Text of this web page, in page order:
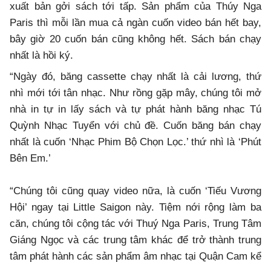
xuất bản gởi sách tới tấp. Sản phẩm của Thúy Nga
Paris thì mỗi lần mua cả ngàn cuốn video bán hết bay,
bây giờ 20 cuốn bán cũng không hết. Sách bán chạy
nhất là hồi ký.
“Ngày đó, băng cassette chạy nhất là cải lương, thứ
nhì mới tới tân nhạc. Như rồng gặp mây, chúng tôi mở
nhà in tự in lấy sách và tự phát hành băng nhạc Tú
Quỳnh Nhạc Tuyển với chủ đề. Cuốn băng bán chạy
nhất là cuốn ‘Nhạc Phim Bộ Chọn Lọc.’ thứ nhì là ‘Phút
Bên Em.’
“Chúng tôi cũng quay video nữa, là cuốn ‘Tiếu Vương
Hội’ ngay tại Little Saigon này. Tiệm nới rộng làm ba
căn, chúng tôi cộng tác với Thuý Nga Paris, Trung Tâm
Giáng Ngọc và các trung tâm khác để trở thành trung
tâm phát hành các sản phẩm âm nhạc tại Quận Cam kể